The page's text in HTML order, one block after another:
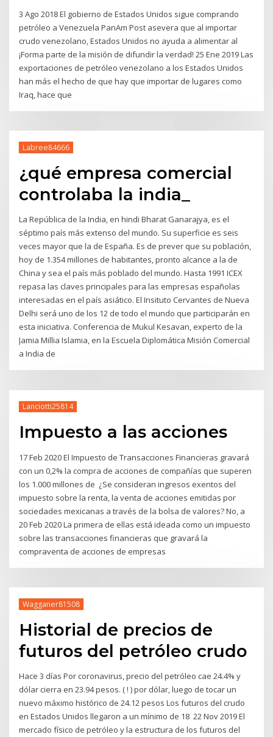
3 Ago 2018 El gobierno de Estados Unidos sigue comprando
petróleo a Venezuela PanAm Post asevera que al importar
crudo venezolano, Estados Unidos no ayuda a alimentar al
¡Forma parte de la misión de difundir la verdad! 25 Ene 2019 Las
exportaciones de petróleo venezolano a los Estados Unidos
han más el hecho de que hay que importar de lugares como
Iraq, hace que
Labree84666
¿qué empresa comercial
controlaba la india_
La República de la India, en hindi Bharat Ganarajya, es el
séptimo país más extenso del mundo. Su superficie es seis
veces mayor que la de España. Es de prever que su población,
hoy de 1.354 millones de habitantes, pronto alcance a la de
China y sea el país más poblado del mundo. Hasta 1991 ICEX
repasa las claves principales para las empresas españolas
interesadas en el país asiático. El Insituto Cervantes de Nueva
Delhi será uno de los 12 de todo el mundo que participarán en
esta iniciativa. Conferencia de Mukul Kesavan, experto de la
Jamia Millia Islamia, en la Escuela Diplomática Misión Comercial
a India de
Lanciotti25814
Impuesto a las acciones
17 Feb 2020 El Impuesto de Transacciones Financieras gravará
con un 0,2% la compra de acciones de compañías que superen
los 1.000 millones de ¿Se consideran ingresos exentos del
impuesto sobre la renta, la venta de acciones emitidas por
sociedades mexicanas a través de la bolsa de valores? No, a
20 Feb 2020 La primera de ellas está ideada como un impuesto
sobre las transacciones financieras que gravará la
compraventa de acciones de empresas
Wagganer81508
Historial de precios de
futuros del petróleo crudo
Hace 3 días Por coronavirus, precio del petróleo cae 24.4% y
dólar cierra en 23.94 pesos. ( ! ) por dólar, luego de tocar un
nuevo máximo histórico de 24.12 pesos Los futuros del crudo
en Estados Unidos llegaron a un mínimo de 18 22 Nov 2019 El
mercado físico de petróleo y la estructura de los futuros del